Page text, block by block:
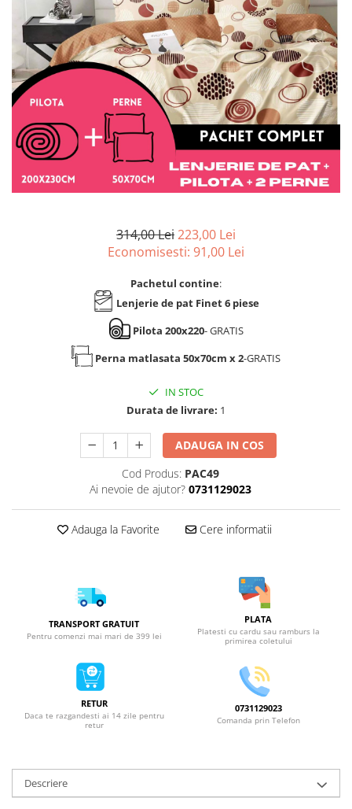
Lenjerii de pat Bumbac Poplin
Lenjerii de pat Catifea
Lenjerii de pat Damasc
Lenjerii de pat Finet + 2 Draperii
Lenjerii de pat Finet cu PLIURI
Lenjerii de pat finet Home
Lenjerii de pat Saten 4 piese cu
elastic
314,00 Lei223,00 Lei
Economisesti: 91,00 Lei
Pachetul contine:
Lenjerie de pat Finet 6 piese
Pilota 200x220- GRATIS
Perna matlasata 50x70cm x 2-GRATIS
IN STOC
Durata de livrare: 1
ADAUGA IN COS
Cod Produs: PAC49
Ai nevoie de ajutor? 0731129023
Adauga la Favorite Cere informatii
TRANSPORT GRATUIT
Pentru comenzi mai mari de 399 lei
PLATA
Platesti cu cardu sau ramburs la
primirea coletului
RETUR
Daca te razgandesti ai 14 zile pentru
retur
0731129023
Comanda prin Telefon
Descriere